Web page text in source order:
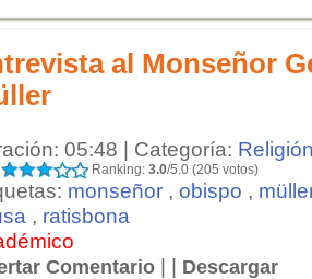
al Monseñor
05:48 | Categoría:
Ranking: 3.0/5.0 (205 votos)
monseñor , obispo ,
, ratisbona
Comentario | | Descargar